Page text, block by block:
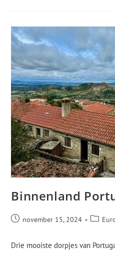
Binnenland
november 15, 2024
Drie mooiste dorpjes van